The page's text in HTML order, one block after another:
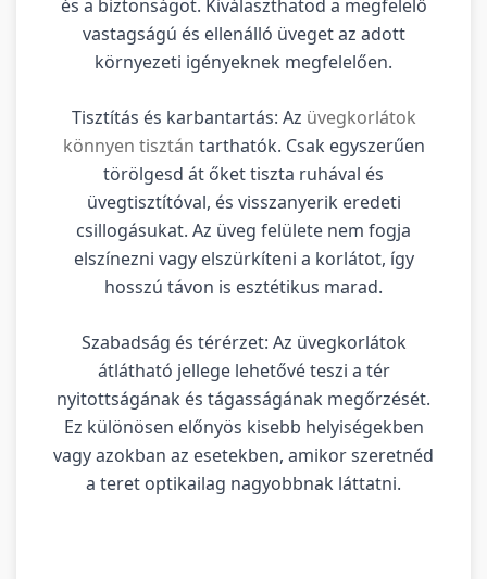
és a biztonságot. Kiválaszthatod a megfelelő
vastagságú és ellenálló üveget az adott
környezeti igényeknek megfelelően.
Tisztítás és karbantartás: Az üvegkorlátok
könnyen tisztán tarthatók. Csak egyszerűen
törölgesd át őket tiszta ruhával és
üvegtisztítóval, és visszanyerik eredeti
csillogásukat. Az üveg felülete nem fogja
elszínezni vagy elszürkíteni a korlátot, így
hosszú távon is esztétikus marad.
Szabadság és térérzet: Az üvegkorlátok
átlátható jellege lehetővé teszi a tér
nyitottságának és tágasságának megőrzését.
Ez különösen előnyös kisebb helyiségekben
vagy azokban az esetekben, amikor szeretnéd
a teret optikailag nagyobbnak láttatni.